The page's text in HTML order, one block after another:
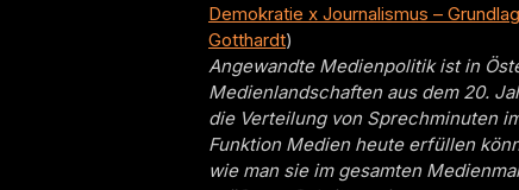
Demokratie x Journalismus –
Gotthardt)
Angewandte Medienpolitik ist in
Medienlandschaften aus dem 20.
die Verteilung von Sprechminuten
Funktion Medien heute erfüllen
wie man sie im gesamten